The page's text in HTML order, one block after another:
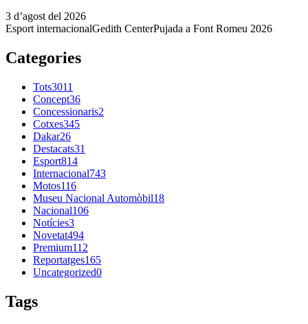
3 d’agost del 2026
Esport internacionalGedith CenterPujada a Font Romeu 2026
Categories
Tots3011
Concept36
Concessionaris2
Cotxes345
Dakar26
Destacats31
Esport814
Internacional743
Motos116
Museu Nacional Automòbil18
Nacional106
Notícies3
Novetat494
Premium112
Reportatges165
Uncategorized0
Tags